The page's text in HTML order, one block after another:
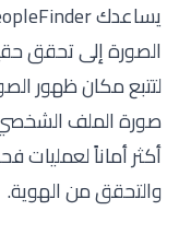
الصورة إلى تحقق
لتتبع مكان ظهور
صورة الملف
والتحقق من الهوية.